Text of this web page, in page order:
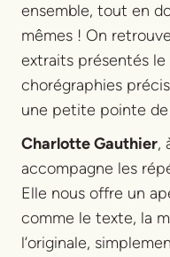
ensemble, tout en
mêmes ! On
extraits présentés
chorégraphies
une petite pointe
Charlotte Gauthier,
accompagne les
Elle nous offre un
comme le texte, la
l’originale,